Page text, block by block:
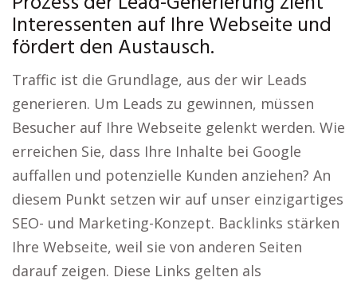
Interessenten auf Ihre Webseite und
fördert den Austausch.
Traffic ist die Grundlage, aus der wir Leads
generieren. Um Leads zu gewinnen, müssen
Besucher auf Ihre Webseite gelenkt werden. Wie
erreichen Sie, dass Ihre Inhalte bei Google
auffallen und potenzielle Kunden anziehen? An
diesem Punkt setzen wir auf unser einzigartiges
SEO- und Marketing-Konzept. Backlinks stärken
Ihre Webseite, weil sie von anderen Seiten
darauf zeigen. Diese Links gelten als